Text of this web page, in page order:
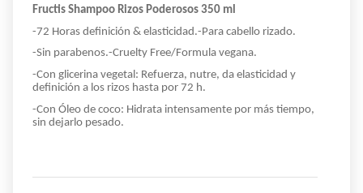
Fructis Shampoo Rizos Poderosos 350 ml
-72 Horas definición & elasticidad.-Para cabello rizado.
-Sin parabenos.-Cruelty Free/Formula vegana.
-Con glicerina vegetal: Refuerza, nutre, da elasticidad y
definición a los rizos hasta por 72 h.
-Con Óleo de coco: Hidrata intensamente por más tiempo,
sin dejarlo pesado.